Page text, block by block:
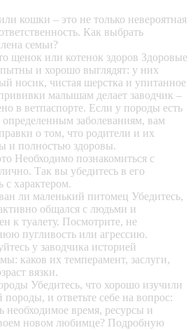
кошки – это не только невероятная
Как выбрать
семьи?
щенок или котенок здоров Здоровые
и хорошо выглядят: у них
носик, чистая шерстка и упитанное
малышам делает заводчик –
в ветпаспорте. Если у породы есть
заболеваниям, вам
о том, что родители и их
и полностью здоровы.
Необходимо познакомиться с
Так вы убедитесь в его
с характером.
ли маленький питомец Убедитесь,
общался с людьми и
к туалету. Посмотрите, не
пугливость или агрессию.
у заводчика историей
каков их темперамент, заслуги,
вязки.
Убедитесь, что хорошо изучили
и ответьте себе на вопрос:
необходимое время, ресурсы и
новом любимце? Подробную